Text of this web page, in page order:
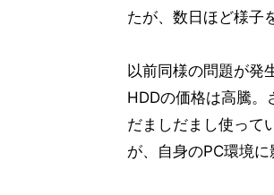
たが、数日ほど様子
以前同様の問題が発
HDDの価格は高騰。
だましだまし使って
が、自身のPC環境に